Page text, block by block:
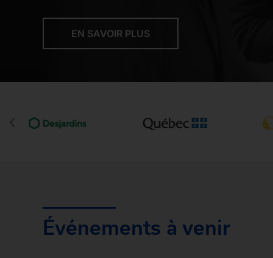
EN SAVOIR PLUS
Événements à venir